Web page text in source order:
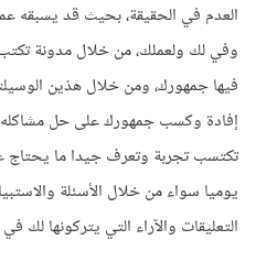
العدم في الحقيقة، بحيث قد يسبقه
وفي لك ولعملك، من خلال مدونة
فيها جمهورك، ومن خلال هذين
إفادة وكسب جمهورك على حل مشاكله
تكتسب تجربة وتعرف جيدا ما يحتاج
يوميا سواء من خلال الأسئلة
التعليقات والآراء التي يتركونها لك